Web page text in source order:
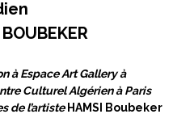
à Espace Art Gallery à
Culturel Algérien à Paris
de l’artiste HAMSI Boubeker